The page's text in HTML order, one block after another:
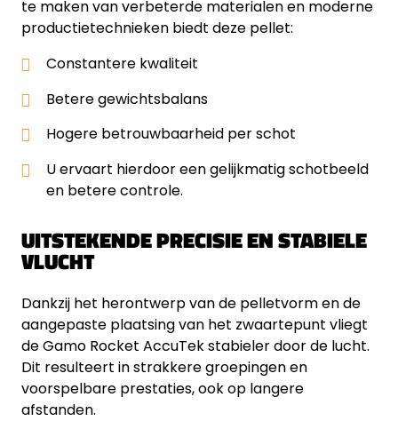
te maken van verbeterde materialen en moderne
productietechnieken biedt deze pellet:
Constantere kwaliteit
Betere gewichtsbalans
Hogere betrouwbaarheid per schot
U ervaart hierdoor een gelijkmatig schotbeeld
en betere controle.
UITSTEKENDE PRECISIE EN STABIELE
VLUCHT
Dankzij het herontwerp van de pelletvorm en de
aangepaste plaatsing van het zwaartepunt vliegt
de Gamo Rocket AccuTek stabieler door de lucht.
Dit resulteert in strakkere groepingen en
voorspelbare prestaties, ook op langere
afstanden.